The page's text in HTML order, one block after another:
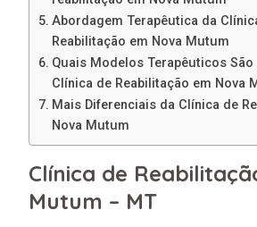
Abordagem Terapêutica da
Reabilitação em Nova Mutum
Quais Modelos Terapêuticos São
Clínica de Reabilitação em Nova
Mais Diferenciais da Clínica de
Nova Mutum
Clínica de
Mutum – MT